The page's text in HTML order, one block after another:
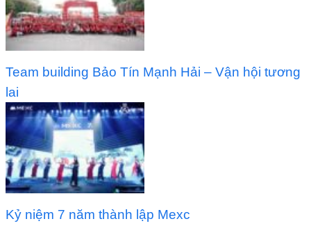
Team building Bảo Tín Mạnh Hải – Vận hội tương
lai
Kỷ niệm 7 năm thành lập Mexc